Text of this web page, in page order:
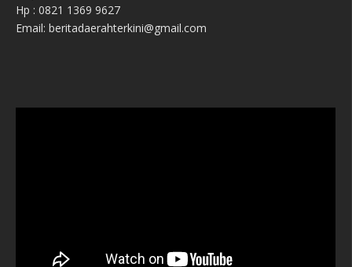
Hp : 0821 1369 9627
Email: beritadaerahterkini@gmail.com